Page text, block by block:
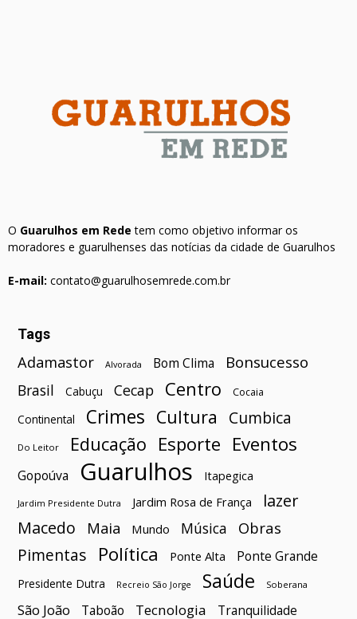
O Guarulhos em Rede tem como objetivo informar os
moradores e guarulhenses das notícias da cidade de Guarulhos
E-mail: contato@guarulhosemrede.com.br
Tags
Adamastor Alvorada Bom Clima Bonsucesso
Brasil Cabuçu Cecap Centro Cocaia
Continental Crimes Cultura Cumbica
Do Leitor Educação Esporte Eventos
Gopoúva Guarulhos Itapegica
Jardim Presidente Dutra Jardim Rosa de França
lazer
Macedo
Maia Mundo Música Obras
Pimentas Política Ponte Alta Ponte Grande
Presidente Dutra Recreio São Jorge Saúde Soberana
São João Taboão Tecnologia Tranquilidade